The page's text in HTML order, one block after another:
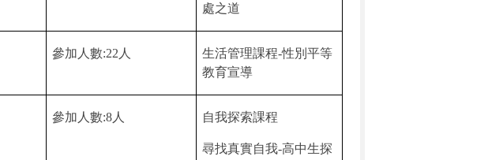
處之道
參加人數:22 人 生活管理課程-性別平等
教育宣導
參加人數:8人 自我探索課程
尋找真實自我-高中生探